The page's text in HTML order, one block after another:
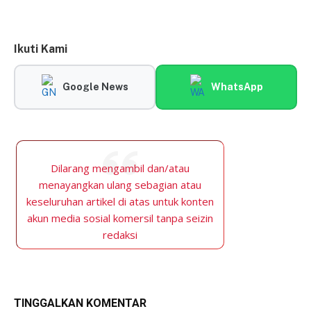
Ikuti Kami
Google News WhatsApp
Dilarang mengambil dan/atau
menayangkan ulang sebagian atau
keseluruhan artikel di atas untuk konten
akun media sosial komersil tanpa seizin
redaksi
TINGGALKAN KOMENTAR